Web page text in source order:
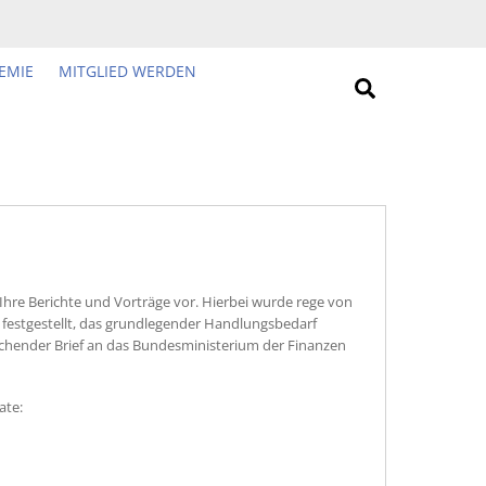
MITGLIED WERDEN
Berichte und Vorträge vor. Hierbei wurde rege von
das grundlegender Handlungsbedarf
Brief an das Bundesministerium der Finanzen